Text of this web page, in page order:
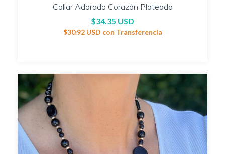
Collar Adorado Corazón Plateado
$34.35 USD
$30.92 USD con Transferencia